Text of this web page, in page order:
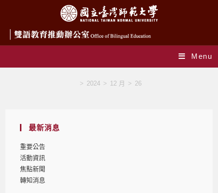
Menu
> 2024 > 12 月 > 26
最新消息
重要公告
活動資訊
焦點新聞
轉知消息